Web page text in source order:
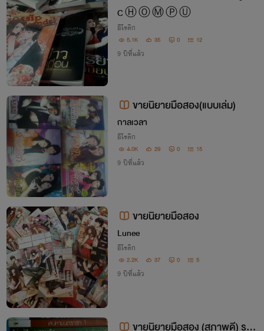
ดูค่ะ)
C Ⓗ Ⓞ Ⓜ Ⓟ Ⓤ
อีโรติก
5.1K 35 0 12
9 ปีที่แล้ว
ขายนิยายมือสอง(แบบเล่ม)
กาลเวลา
อีโรติก
4.0K 29 0 15
9 ปีที่แล้ว
ขายนิยายมือสอง
Lunee
อีโรติก
2.2K 37 0 5
9 ปีที่แล้ว
ขายนิยายมือสอง (สภาพดี) ราค